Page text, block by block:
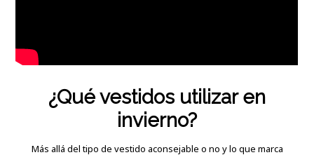
¿Qué vestidos utilizar en
invierno?
Más allá del tipo de vestido aconsejable o no y lo que marca